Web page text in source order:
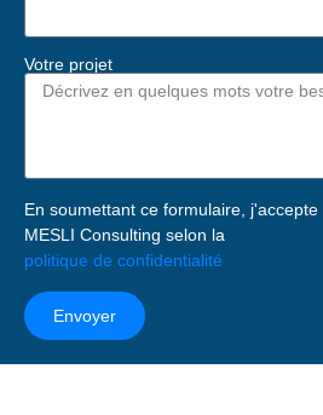
Votre projet
En soumettant ce formulaire,
MESLI Consulting selon la
politique de confidentialité
Envoyer